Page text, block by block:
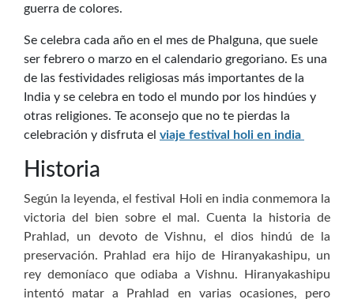
guerra de colores.
Se celebra cada año en el mes de Phalguna, que suele
ser febrero o marzo en el calendario gregoriano. Es una
de las festividades religiosas más importantes de la
India y se celebra en todo el mundo por los hindúes y
otras religiones. Te aconsejo que no te pierdas la
celebración y disfruta el viaje festival holi en india
Historia
Según la leyenda, el festival Holi en india conmemora la
victoria del bien sobre el mal. Cuenta la historia de
Prahlad, un devoto de Vishnu, el dios hindú de la
preservación. Prahlad era hijo de Hiranyakashipu, un
rey demoníaco que odiaba a Vishnu. Hiranyakashipu
intentó matar a Prahlad en varias ocasiones, pero